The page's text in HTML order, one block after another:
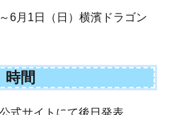
6月1日（日）横濱ドラゴン
時間